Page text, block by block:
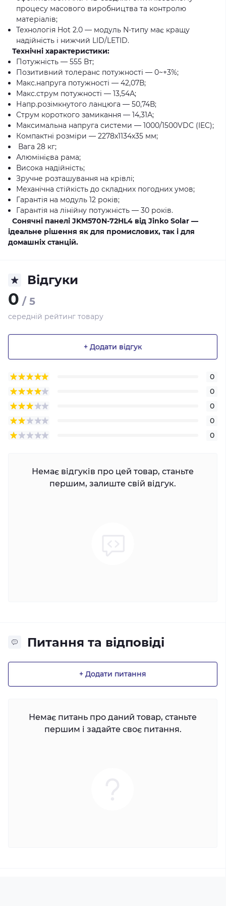
процесу масового виробництва та контролю
матеріалів;
Технологія Hot 2.0 — модуль N-типу має кращу
надійність і нижчий LID/LETID.
Технічні характеристики:
Потужність — 555 Вт;
Позитивний толеранс потужності — 0~+3%;
Макс.напруга потужності — 42,07В;
Макс.струм потужності — 13,54А;
Напр.розімкнутого ланцюга — 50,74В;
Струм короткого замикання — 14,31А;
Максимальна напруга системи — 1000/1500VDC (IEC);
Компактні розміри — 2278х1134х35 мм;
Вага 28 кг;
Алюмінієва рама;
Висока надійність;
Зручне розташування на крівлі;
Механічна стійкість до складних погодних умов;
Гарантія на модуль 12 років;
Гарантія на лінійну потужність — 30 років.
Сонячні панелі JKM570N-72HL4 від Jinko Solar —
ідеальне рішення як для промислових, так і для
домашніх станцій.
Відгуки
0 / 5
середній рейтинг товару
+ Додати відгук
0
0
0
0
0
Немає відгуків про цей товар, станьте
першим, залиште свій відгук.
Питання та відповіді
+ Додати питання
Немає питань про даний товар, станьте
першим і задайте своє питання.